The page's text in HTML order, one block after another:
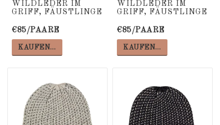
WILDLEDER IM
GRIFF, FÄUSTLINGE
€85/PAARE
KAUFEN…
WILDLEDER IM
GRIFF, FÄUSTLINGE
€85/PAARE
KAUFEN…